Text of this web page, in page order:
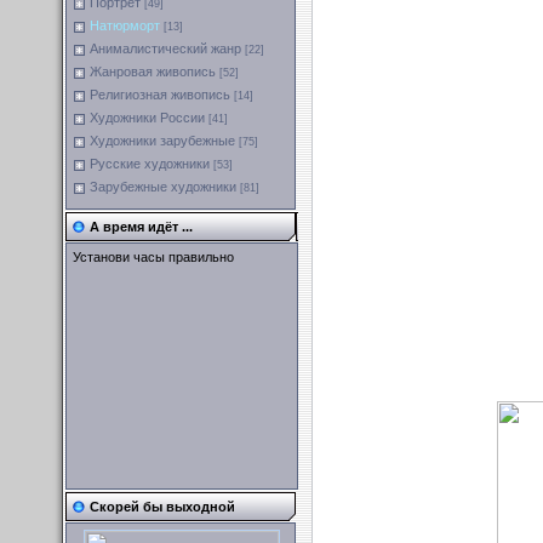
[49]
Натюрморт [13]
Анималистический жанр [22]
Жанровая живопись [52]
Религиозная живопись [14]
Художники России [41]
Художники зарубежные [75]
Русские художники [53]
Зарубежные художники [81]
А время идёт ...
Установи часы правильно
Скорей бы выходной